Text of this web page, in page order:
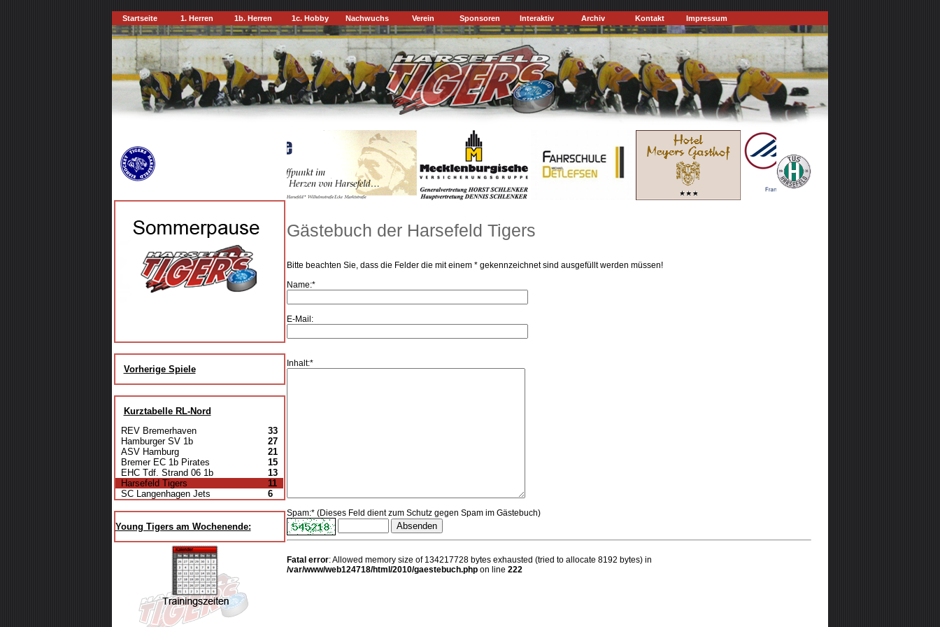
Startseite 1. Herren 1b. Herren 1c. Hobby Nachwuchs Verein Sponsoren Interaktiv Archiv Kontakt Impressum
Vorherige Spiele
Kurztabelle RL-Nord
REV Bremerhaven
33
Hamburger SV 1b
27
ASV Hamburg
21
Bremer EC 1b Pirates
15
EHC Tdf. Strand 06 1b
13
Harsefeld Tigers
11
SC Langenhagen Jets
6
Young Tigers am Wochenende:
Gästebuch der Harsefeld Tigers
Bitte beachten Sie, dass die Felder die mit einem * gekennzeichnet sind ausgefüllt werden müssen!
Name:*
E-Mail:
Inhalt:*
Spam:* (Dieses Feld dient zum Schutz gegen Spam im Gästebuch)
Fatal error: Allowed memory size of 134217728 bytes exhausted (tried to allocate 8192 bytes) in
/var/www/web124718/html/2010/gaestebuch.php on line 222